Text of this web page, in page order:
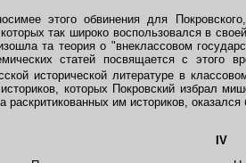
этого обвинения для
так широко воспользовался в
та теория о "внеклассовом
статей посвящается с этого
исторической литературе в
историков, которых Покровский избрал
раскритикованных им историков,
IV